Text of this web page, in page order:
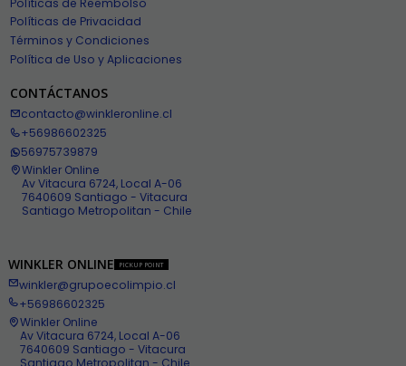
Políticas de Privacidad
Términos y Condiciones
Política de Uso y Aplicaciones
CONTÁCTANOS
contacto@winkleronline.cl
+56986602325
56975739879
Winkler Online
Av Vitacura 6724, Local A-06
7640609 Santiago - Vitacura
Santiago Metropolitan - Chile
WINKLER ONLINE PICKUP POINT
winkler@grupoecolimpio.cl
+56986602325
Winkler Online
Av Vitacura 6724, Local A-06
7640609 Santiago - Vitacura